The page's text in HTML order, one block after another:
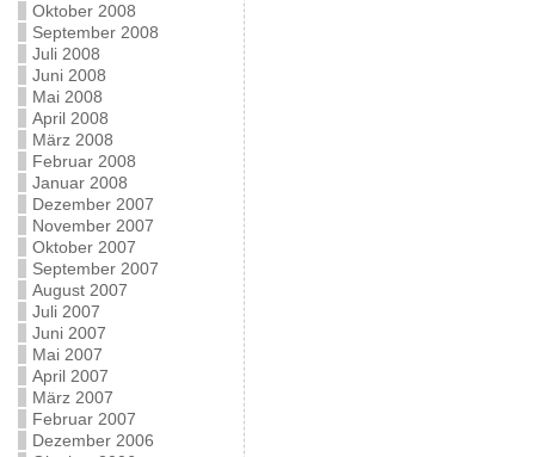
Oktober 2008
September 2008
Juli 2008
Juni 2008
Mai 2008
April 2008
März 2008
Februar 2008
Januar 2008
Dezember 2007
November 2007
Oktober 2007
September 2007
August 2007
Juli 2007
Juni 2007
Mai 2007
April 2007
März 2007
Februar 2007
Dezember 2006